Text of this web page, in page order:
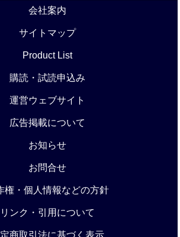
会社案内
サイトマップ
Product List
購読・試読申込み
運営ウェブサイト
広告掲載について
お知らせ
お問合せ
権・個人情報などの方針
リンク・引用について